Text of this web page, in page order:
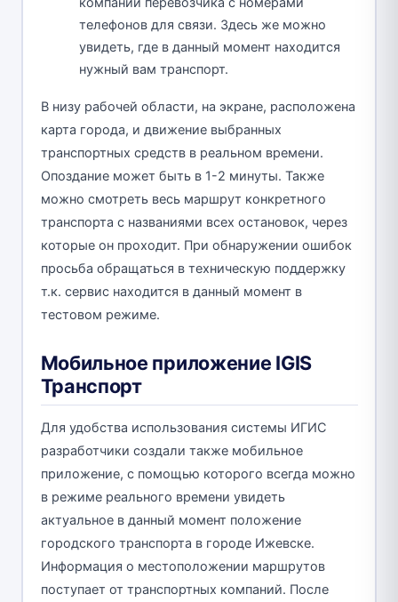
телефонов для связи. Здесь же можно
увидеть, где в данный момент находится
нужный вам транспорт.
В низу рабочей области, на экране, расположена
карта города, и движение выбранных
транспортных средств в реальном времени.
Опоздание может быть в 1-2 минуты. Также
можно смотреть весь маршрут конкретного
транспорта с названиями всех остановок, через
которые он проходит. При обнаружении ошибок
просьба обращаться в техническую поддержку
т.к. сервис находится в данный момент в
тестовом режиме.
Мобильное приложение IGIS
Транспорт
Для удобства использования системы ИГИС
разработчики создали также мобильное
приложение, с помощью которого всегда можно
в режиме реального времени увидеть
актуальное в данный момент положение
городского транспорта в городе Ижевске.
Информация о местоположении маршрутов
поступает от транспортных компаний. После